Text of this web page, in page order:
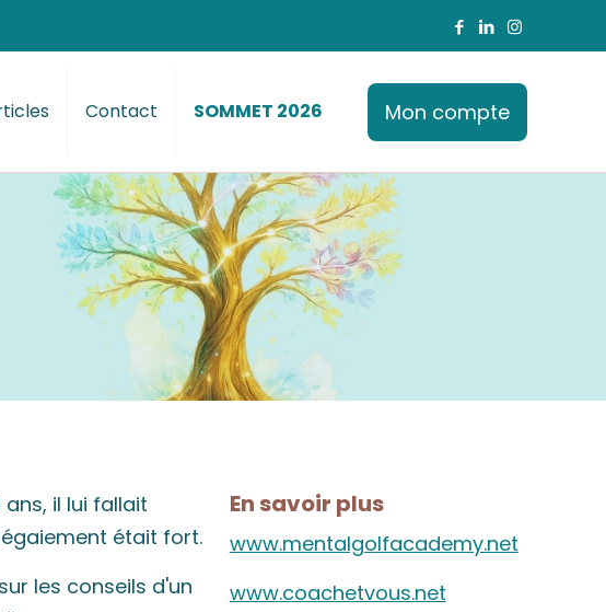
Contact SOMMET 2026 Mon compte
il lui fallait
était fort.
les conseils d'un
En savoir plus
www.mentalgolfacademy.net
www.coachetvous.net